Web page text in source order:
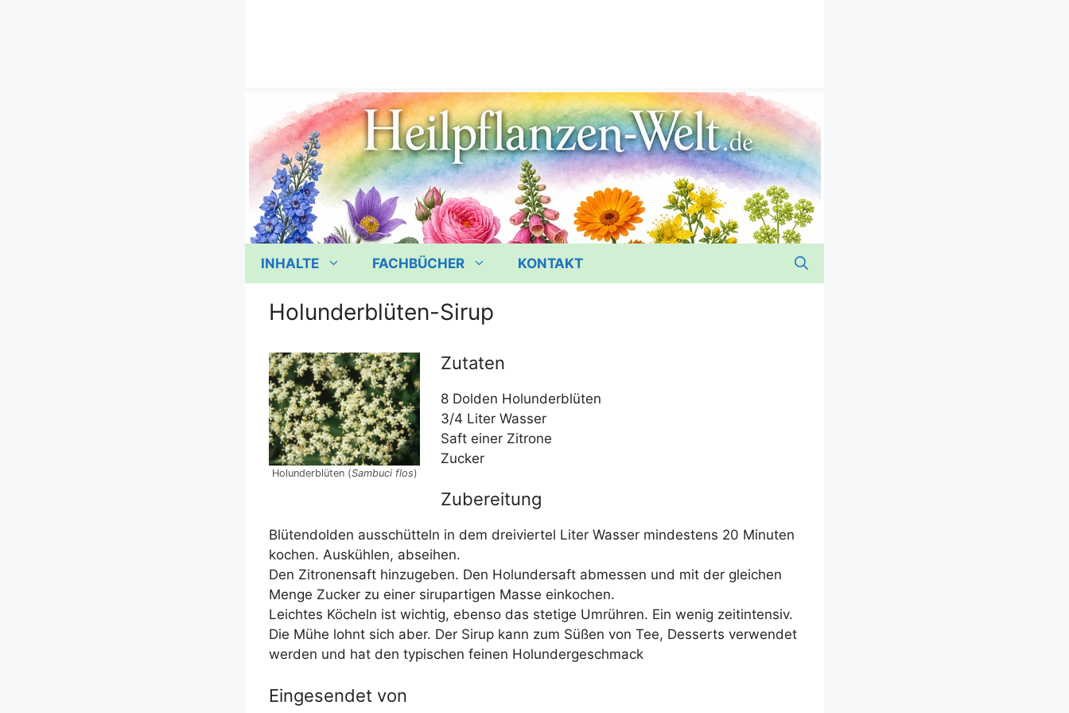
INHALTE FACHBÜCHER KONTAKT
Holunderblüten-Sirup
Holun­der­blü­ten (Sam­bu­ci flos)
Zutaten
8 Dol­den Holunderblüten
3/​4 Liter Wasser
Saft einer Zitrone
Zucker
Zubereitung
Blü­ten­dol­den aus­schüt­teln in dem drei­vier­tel Liter Was­ser min­des­tens 20 Minu­ten
kochen. Aus­küh­len, abseihen.
Den Zitro­nen­saft hin­zu­ge­ben. Den Holun­der­saft abmes­sen und mit der glei­chen
Men­ge Zucker zu einer sirup­ar­ti­gen Mas­se einkochen.
Leich­tes Köcheln ist wich­tig, eben­so das ste­ti­ge Umrüh­ren. Ein wenig zeit­in­ten­siv.
Die Mühe lohnt sich aber. Der Sirup kann zum Süßen von Tee, Des­serts ver­wen­det
wer­den und hat den typi­schen fei­nen Holundergeschmack
Eingesendet von